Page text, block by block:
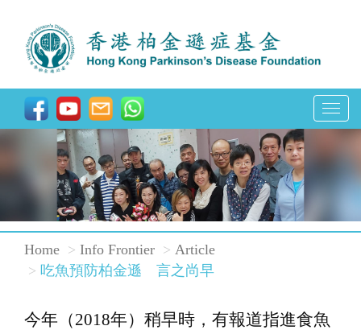
T
g
g
e
Home Info Frontier
Article
吃魚預防柏金遜 言之尚早
今年（2018年）稍早時，有報道指進食魚